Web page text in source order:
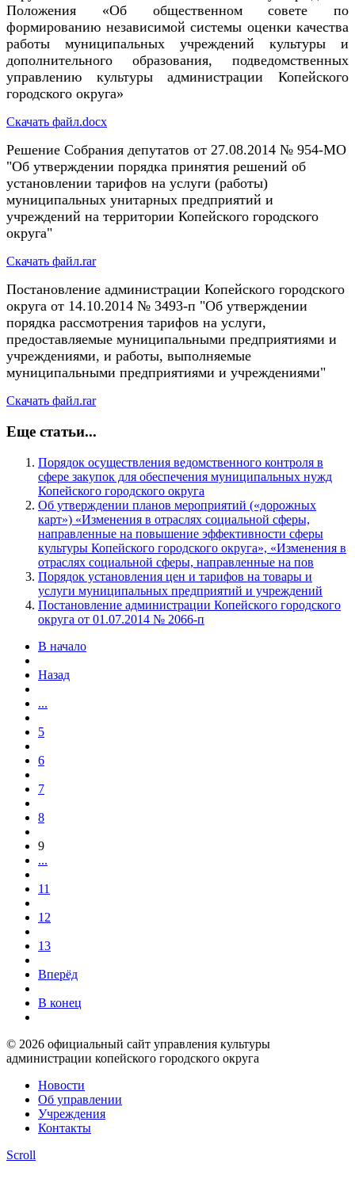
Положения «Об общественном совете по
формированию независимой системы оценки качества
работы муниципальных учреждений культуры и
дополнительного образования, подведомственных
управлению культуры администрации Копейского
городского округа»
Скачать файл.docx
Решение Собрания депутатов от 27.08.2014 № 954-МО
"Об утверждении порядка принятия решений об
установлении тарифов на услуги (работы)
муниципальных унитарных предприятий и
учреждений на территории Копейского городского
округа"
Скачать файл.rar
Постановление администрации Копейского городского
округа от 14.10.2014 № 3493-п "Об утверждении
порядка рассмотрения тарифов на услуги,
предоставляемые муниципальными предприятиями и
учреждениями, и работы, выполняемые
муниципальными предприятиями и учреждениями"
Скачать файл.rar
Еще статьи...
Порядок осуществления ведомственного контроля в
сфере закупок для обеспечения муниципальных нужд
Копейского городского округа
Об утверждении планов мероприятий («дорожных
карт») «Изменения в отраслях социальной сферы,
направленные на повышение эффективности сферы
культуры Копейского городского округа», «Изменения в
отраслях социальной сферы, направленные на пов
Порядок установления цен и тарифов на товары и
услуги муниципальных предприятий и учреждений
Постановление администрации Копейского городского
округа от 01.07.2014 № 2066-п
В начало
Назад
...
5
6
7
8
9
...
11
12
13
Вперёд
В конец
© 2026 официальный сайт управления культуры
администрации копейского городского округа
Новости
Об управлении
Учреждения
Контакты
Scroll